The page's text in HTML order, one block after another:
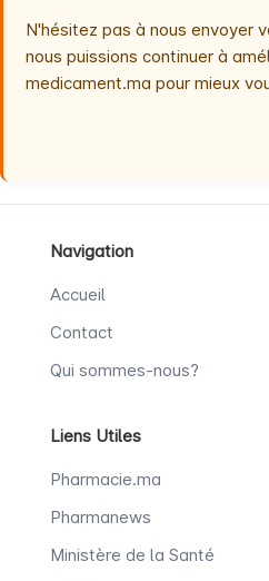
N'hésitez pas à nous envoyer
nous puissions continuer à
medicament.ma pour mieux
Navigation
Accueil
Contact
Qui sommes-nous?
Liens Utiles
Pharmacie.ma
Pharmanews
Ministère de la Santé